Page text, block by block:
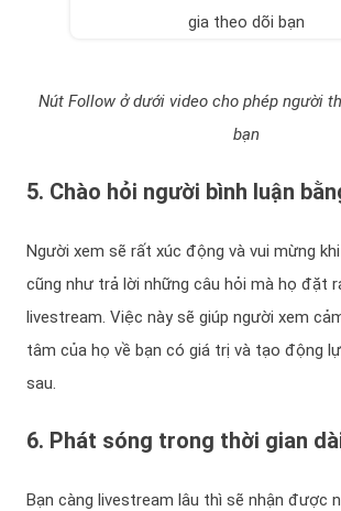
Nút Follow ở dưới video cho phép người
bạn
5. Chào hỏi người bình luận
Người xem sẽ rất xúc động và vui mừng
cũng như trả lời những câu hỏi mà họ đặt
livestream. Việc này sẽ giúp người xem
tâm của họ về bạn có giá trị và tạo động
sau.
6. Phát sóng trong thời gian
Bạn càng livestream lâu thì sẽ nhận được